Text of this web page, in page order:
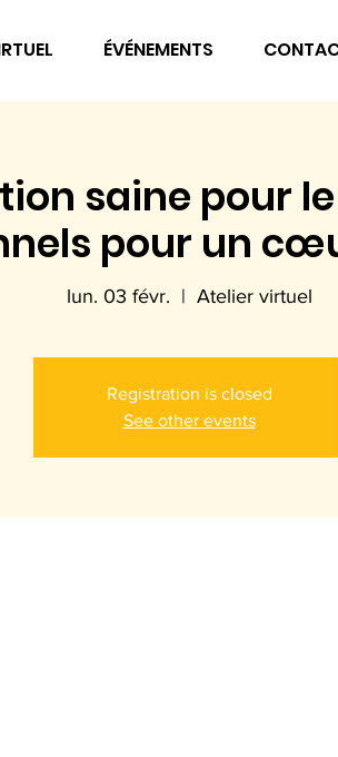
ÉVÉNEMENTS
saine pour
pour un
lun. 03 févr.
  |
Atelier virtuel
Registration is closed
See other events